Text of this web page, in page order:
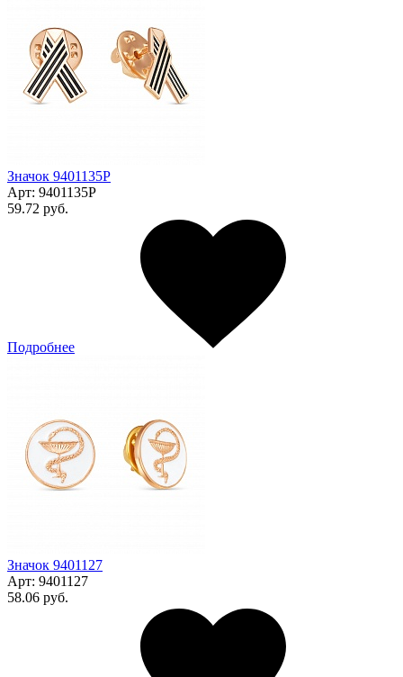
Значок 9401135Р
Арт: 9401135Р
59.72 руб.
Подробнее
Значок 9401127
Арт: 9401127
58.06 руб.